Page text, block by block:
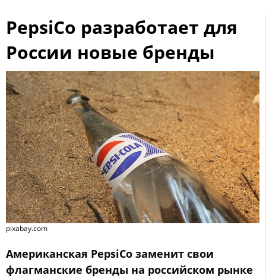
Skip
content
PepsiCo разработает для
России новые бренды
pixabay.com
Американская PepsiCo заменит свои
флагманские бренды на российском рынке